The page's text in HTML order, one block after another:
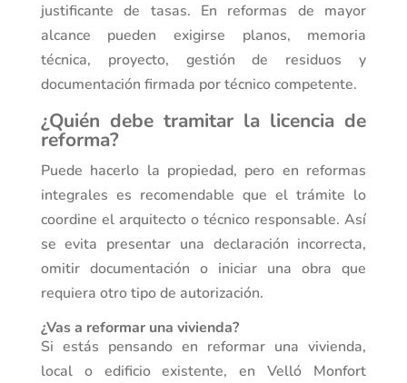
justificante de tasas. En reformas de mayor
alcance pueden exigirse planos, memoria
técnica, proyecto, gestión de residuos y
documentación firmada por técnico competente.
¿Quién debe tramitar la licencia de
reforma?
Puede hacerlo la propiedad, pero en reformas
integrales es recomendable que el trámite lo
coordine el arquitecto o técnico responsable. Así
se evita presentar una declaración incorrecta,
omitir documentación o iniciar una obra que
requiera otro tipo de autorización.
¿Vas a reformar una vivienda?
Si estás pensando en reformar una vivienda,
local o edificio existente, en Velló Monfort